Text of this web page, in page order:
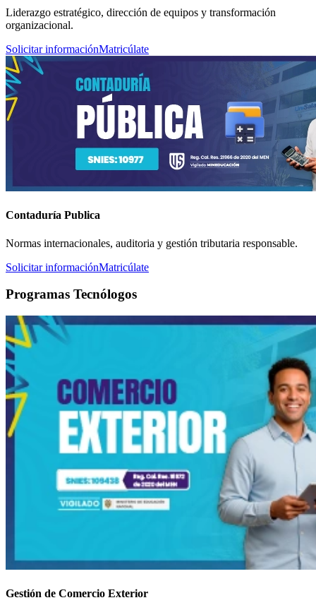
Liderazgo estratégico, dirección de equipos y transformación
organizacional.
Solicitar informaciónMatricúlate
Contaduría Publica
Normas internacionales, auditoria y gestión tributaria responsable.
Solicitar informaciónMatricúlate
Programas Tecnólogos
Gestión de Comercio Exterior